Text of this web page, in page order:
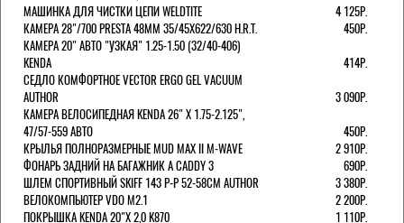
МАШИНКА ДЛЯ ЧИСТКИ ЦЕПИ WELDTITE
4 125Р.
КАМЕРА 28"/700 PRESTA 48ММ 35/45Х622/630 H.R.T.
450Р.
КАМЕРА 20" АВТО "УЗКАЯ" 1.25-1.50 (32/40-406)
KENDA
414Р.
СЕДЛО КОМФОРТНОЕ VECTOR ERGO GEL VACUUM
AUTHOR
3 090Р.
КАМЕРА ВЕЛОСИПЕДНАЯ KENDA 26" Х 1.75-2.125",
47/57-559 АВТО
450Р.
КРЫЛЬЯ ПОЛНОРАЗМЕРНЫЕ MUD MAX II M-WAVE
2 910Р.
ФОНАРЬ ЗАДНИЙ НА БАГАЖНИК A CADDY 3
690Р.
ШЛЕМ СПОРТИВНЫЙ SKIFF 143 Р-Р 52-58СМ AUTHOR
3 380Р.
ВЕЛОКОМПЬЮТЕР VDO M2.1
2 200Р.
ПОКРЫШКА KENDA 20"Х 2,0 K870
1 110Р.